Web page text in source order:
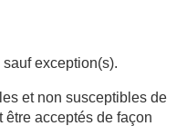
exception(s).
et non susceptibles de
acceptés de façon